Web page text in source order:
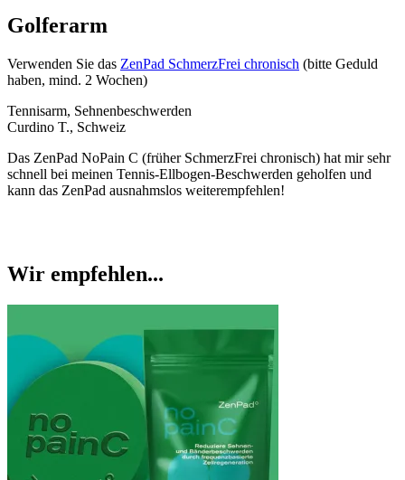
Golferarm
Verwenden Sie das ZenPad SchmerzFrei chronisch (bitte Geduld
haben, mind. 2 Wochen)
Tennisarm, Sehnenbeschwerden
Curdino T., Schweiz
Das ZenPad NoPain C (früher SchmerzFrei chronisch) hat mir sehr
schnell bei meinen Tennis-Ellbogen-Beschwerden geholfen und
kann das ZenPad ausnahmslos weiterempfehlen!
Wir empfehlen...